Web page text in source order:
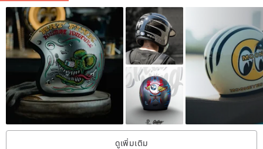
the strongest air combat performance in the 1940s.
In order to strengthen its air combat capabilities in the 1940s, the
United States commissioned North American to develop a single-
propeller engine single-seat fighter. This was the P-51 Mustang that
became famous during World War II. The P-51 Mustang entered
service in 1942. It was initially used by the British army in the
European battlefield. By August, the US military was also fully used
ดูเพิ่มเติม